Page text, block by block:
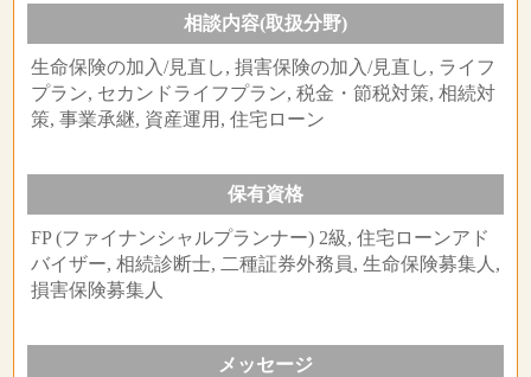
相談内容(取扱分野)
生命保険の加入/見直し, 損害保険の加入/見直し, ライフ
プラン, セカンドライフプラン, 税金・節税対策, 相続対
策, 事業承継, 資産運用, 住宅ローン
保有資格
FP (ファイナンシャルプランナー) 2級, 住宅ローンアド
バイザー, 相続診断士, 二種証券外務員, 生命保険募集人,
損害保険募集人
メッセージ